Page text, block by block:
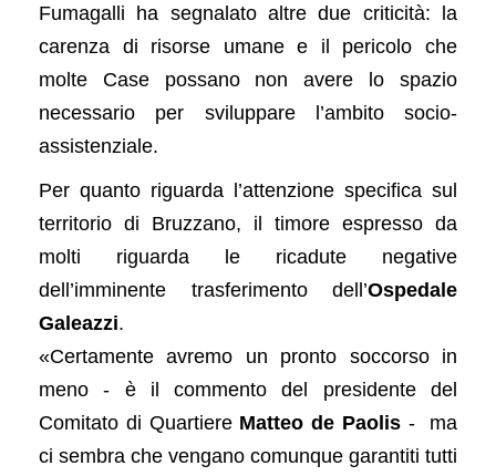
Fumagalli ha segnalato altre due criticità: la
carenza di risorse umane e il pericolo che
molte Case possano non avere lo spazio
necessario per sviluppare l’ambito socio-
assistenziale.
Per quanto riguarda l’attenzione specifica sul
territorio di Bruzzano, il timore espresso da
molti riguarda le ricadute negative
dell’imminente trasferimento dell’Ospedale
Galeazzi.
«Certamente avremo un pronto soccorso in
meno - è il commento del presidente del
Comitato di Quartiere Matteo de Paolis- ma
ci sembra che vengano comunque garantiti tutti